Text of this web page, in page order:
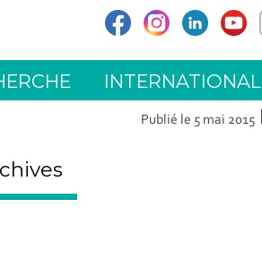
INTERNATIONAL
Publié le 5 mai 2015